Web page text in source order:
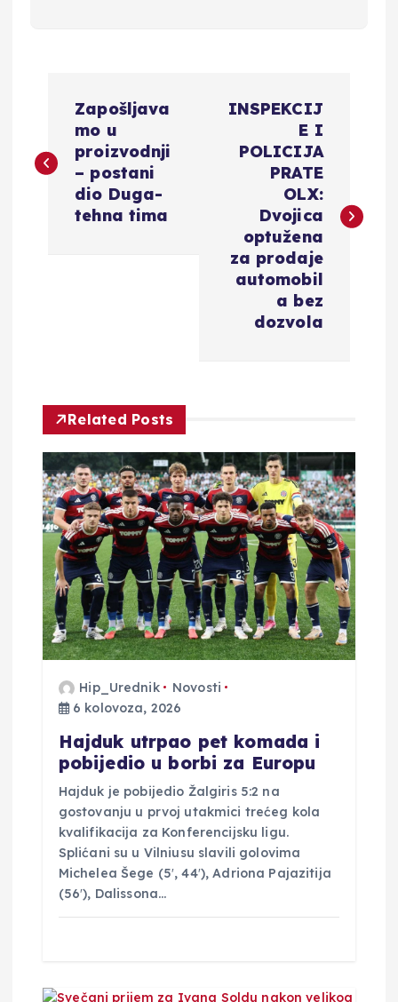
v
a
o
b
a
Zapošljava
mo u
proizvodnji
– postani
dio Duga-
tehna tima
INSPEKCIJ
E I
POLICIJA
PRATE
OLX:
Dvojica
optužena
za prodaje
automobil
a bez
dozvola
Related Posts
Hip_Urednik
Novosti
6 kolovoza, 2026
Hajduk utrpao pet komada i
pobijedio u borbi za Europu
Hajduk je pobijedio Žalgiris 5:2 na
gostovanju u prvoj utakmici trećeg kola
kvalifikacija za Konferencijsku ligu.
Splićani su u Vilniusu slavili golovima
Michelea Šege (5′, 44′), Adriona Pajazitija
(56′), Dalissona…